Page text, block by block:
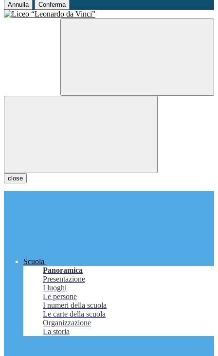
Annulla Conferma
close
Scuola
Panoramica
Presentazione
I luoghi
Le persone
I numeri della scuola
Le carte della scuola
Organizzazione
La storia